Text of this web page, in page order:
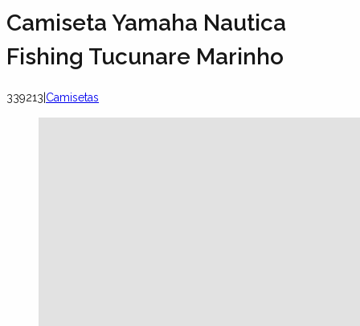
Camiseta Yamaha Nautica
Fishing Tucunare Marinho
339213 Camisetas